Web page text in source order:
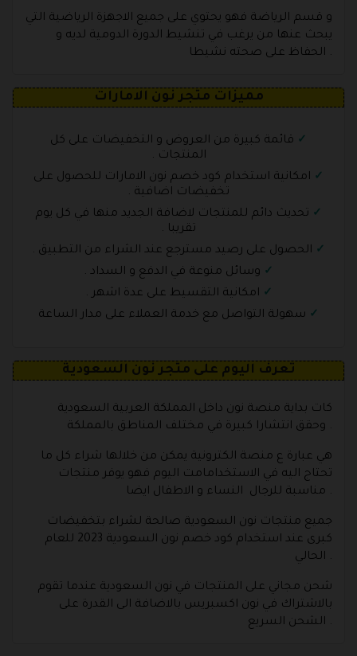
و قسم الرياضة فهو يحتوي على جميع الاجهزة الرياضية التي
يبحث عنها من يرغب في تنشيط الدورة الدومية لديه و
الحفاظ على صحته نشيطا .
مميزات متجر نون الامارات
قائمة كبيرة من العروض و التخفيضات على كل
المنتجات .
امكانية استخدام كود خصم نون الامارات للحصول على
تخفيضات اضافية .
تحديث دائم للمنتجات لاضافة الجديد منها في كل يوم
تقريبا .
الحصول على رصيد مسترجع عند الشراء من التطبيق .
وسائل منوعة في الدفع و السداد .
امكانية التقسيط على عدة اشهر .
سهولة التواصل مع خدمة العملاء على مدار الساعة
تعرف اليوم على متجر نون السعودية
كات بداية منصة نون داخل المملكة العربية السعودية
وحقق انتشارا كبيرة في مختلف المناطق بالمملكة .
هي عبارة ع منصة الكترونية يمكن من خلالها شراء كل ما
تحتاج اليه في الاستخدامامت اليوم فهو يوفر منتجات
مناسبة للرجال النساء و الاطفال ايضا .
جميع منتجات نون السعودية صالحة لشراء بتخفيضات
كبرى عند استخدام كود خصم نون السعودية 2023 للعام
الحالي .
شحن مجاني على المنتجات في نون السعودية عندما تقوم
بالاشتراك في نون اكسبريس بالاضافة الى القدرة على
الشحن السريع .